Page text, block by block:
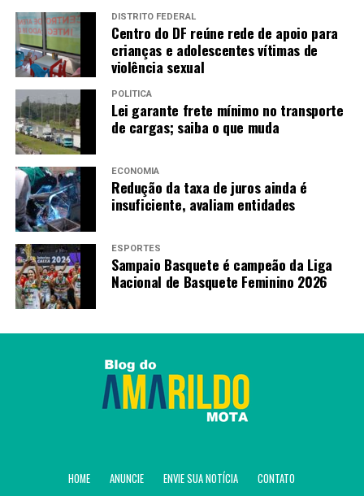
Amarildo Mota
DISTRITO FEDERAL
Centro do DF reúne rede de apoio para
crianças e adolescentes vítimas de
violência sexual
POLÍTICA
Lei garante frete mínimo no transporte
de cargas; saiba o que muda
ECONOMIA
Redução da taxa de juros ainda é
insuficiente, avaliam entidades
ESPORTES
Sampaio Basquete é campeão da Liga
Nacional de Basquete Feminino 2026
HOME ANUNCIE ENVIE SUA NOTÍCIA CONTATO